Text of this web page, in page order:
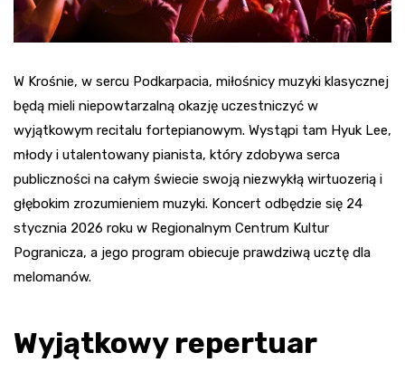
W Krośnie, w sercu Podkarpacia, miłośnicy muzyki klasycznej
będą mieli niepowtarzalną okazję uczestniczyć w
wyjątkowym recitalu fortepianowym. Wystąpi tam Hyuk Lee,
młody i utalentowany pianista, który zdobywa serca
publiczności na całym świecie swoją niezwykłą wirtuozerią i
głębokim zrozumieniem muzyki. Koncert odbędzie się 24
stycznia 2026 roku w Regionalnym Centrum Kultur
Pogranicza, a jego program obiecuje prawdziwą ucztę dla
melomanów.
Wyjątkowy repertuar